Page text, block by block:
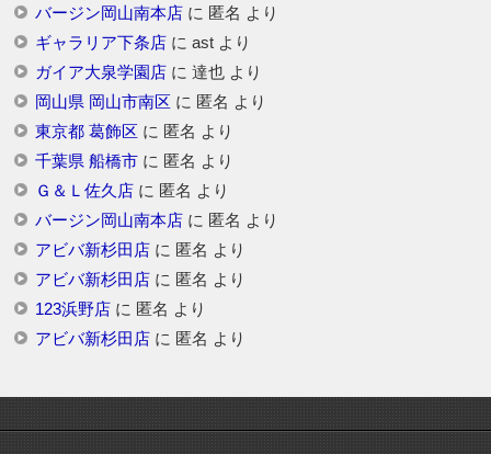
バージン岡山南本店に 匿名 より
ギャラリア下条店に astより
ガイア大泉学園店に 達也より
岡山県 岡山市南区 に 匿名 より
東京都 葛飾区 に 匿名 より
千葉県 船橋市に 匿名 より
Ｇ＆Ｌ佐久店に 匿名 より
バージン岡山南本店に 匿名 より
アビバ新杉田店に 匿名 より
アビバ新杉田店に 匿名 より
123浜野店に 匿名 より
アビバ新杉田店に 匿名 より